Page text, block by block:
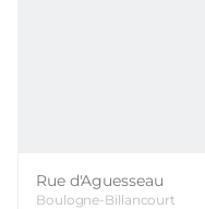
Rue d'Aguesseau
Boulogne-Billancourt